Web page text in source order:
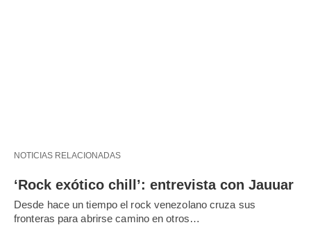
NOTICIAS RELACIONADAS
‘Rock exótico chill’: entrevista con Jauuar
Desde hace un tiempo el rock venezolano cruza sus
fronteras para abrirse camino en otros…